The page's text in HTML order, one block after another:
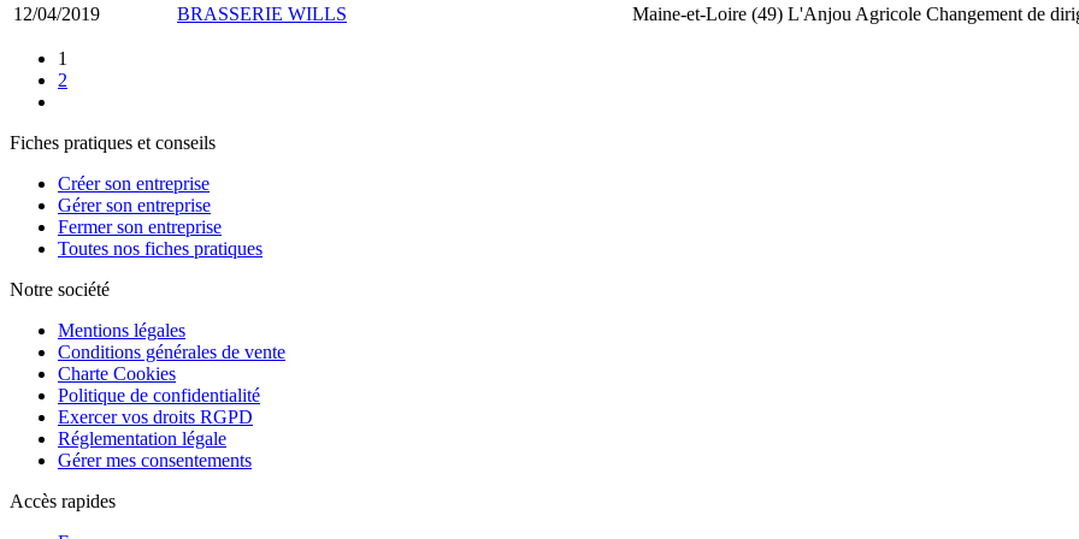
12/04/2019
BRASSERIE WILLS Maine-et-Loire (49) L'Anjou Agricole Changement de
1
2
Fiches pratiques et conseils
Créer son entreprise
Gérer son entreprise
Fermer son entreprise
Toutes nos fiches pratiques
Notre société
Mentions légales
Conditions générales de vente
Charte Cookies
Politique de confidentialité
Exercer vos droits RGPD
Réglementation légale
Gérer mes consentements
Accès rapides